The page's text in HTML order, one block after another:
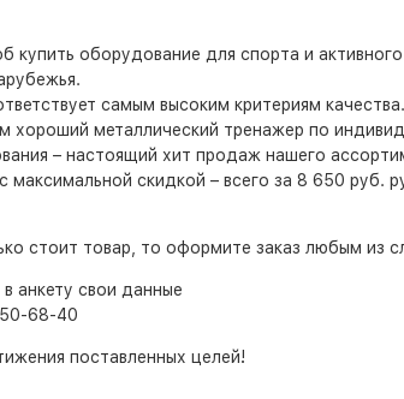
купить оборудование для спорта и
самым высоким критериям
хороший металлический тренажер по
– настоящий хит продаж нашего
скидкой – всего за 8 650 руб.
стоит товар, то оформите заказ любым из
анкету свои данные
68-40
поставленных целей!